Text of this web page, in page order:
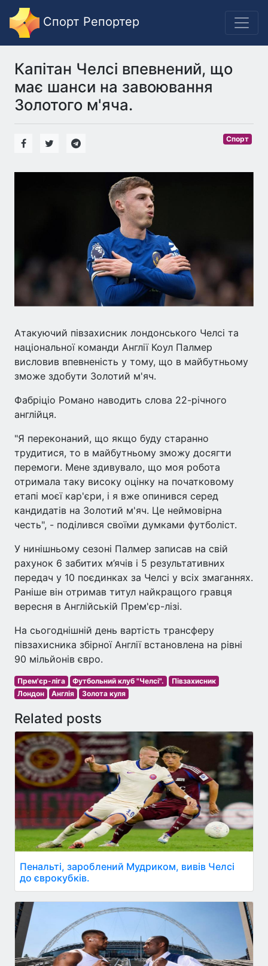
Спорт Репортер
Капітан Челсі впевнений, що
має шанси на завоювання
Золотого м'яча.
Спорт
Атакуючий півзахисник лондонського Челсі та
національної команди Англії Коул Палмер
висловив впевненість у тому, що в майбутньому
зможе здобути Золотий м'яч.
Фабріціо Романо наводить слова 22-річного
англійця.
"Я переконаний, що якщо буду старанно
трудитися, то в майбутньому зможу досягти
перемоги. Мене здивувало, що моя робота
отримала таку високу оцінку на початковому
етапі моєї кар'єри, і я вже опинився серед
кандидатів на Золотий м'яч. Це неймовірна
честь", - поділився своїми думками футболіст.
У нинішньому сезоні Палмер записав на свій
рахунок 6 забитих м’ячів і 5 результативних
передач у 10 поєдинках за Челсі у всіх змаганнях.
Раніше він отримав титул найкращого гравця
вересня в Англійській Прем'єр-лізі.
На сьогоднішній день вартість трансферу
півзахисника збірної Англії встановлена на рівні
90 мільйонів євро.
Прем'єр-ліга Футбольний клуб "Челсі".
Півзахисник
Лондон
Англія Золота куля
Related posts
Пенальті, зароблений Мудриком, вивів Челсі
до єврокубків.